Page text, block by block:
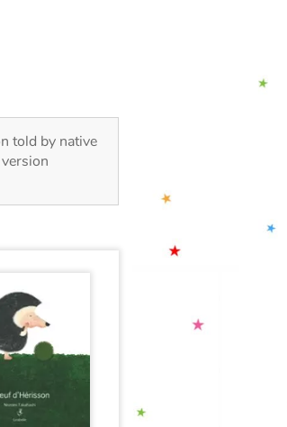
told by native